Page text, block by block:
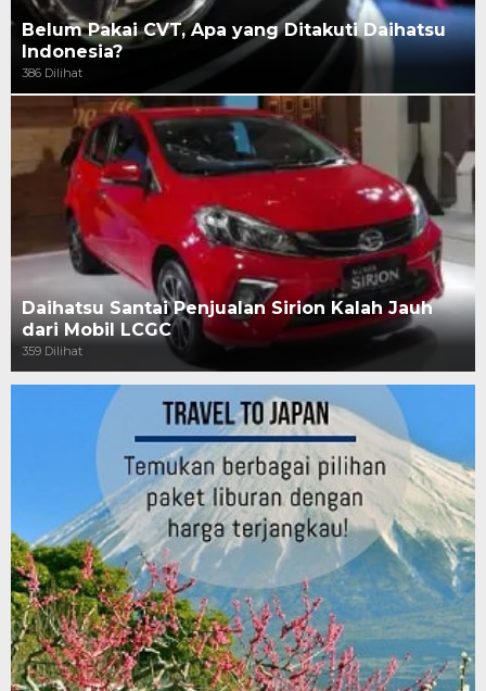
Belum Pakai CVT, Apa yang Ditakuti Daihatsu
Indonesia?
386 Dilihat
Daihatsu Santai Penjualan Sirion Kalah Jauh
dari Mobil LCGC
359 Dilihat